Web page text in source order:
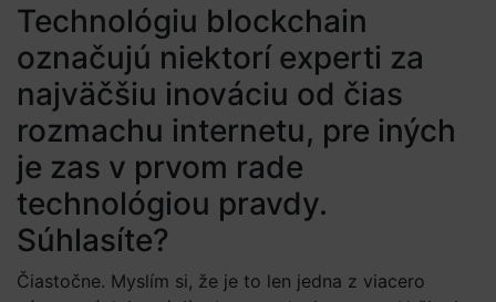
Technológiu blockchain
označujú niektorí experti za
najväčšiu inováciu od čias
rozmachu internetu, pre iných
je zas v prvom rade
technológiou pravdy.
Súhlasíte?
Čiastočne. Myslím si, že je to len jedna z viacero